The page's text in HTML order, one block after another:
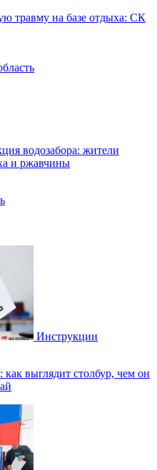
травму на базе отдыха: СК
водозабора: жители
и ржавчины
Инструкции
выглядит столбур, чем он